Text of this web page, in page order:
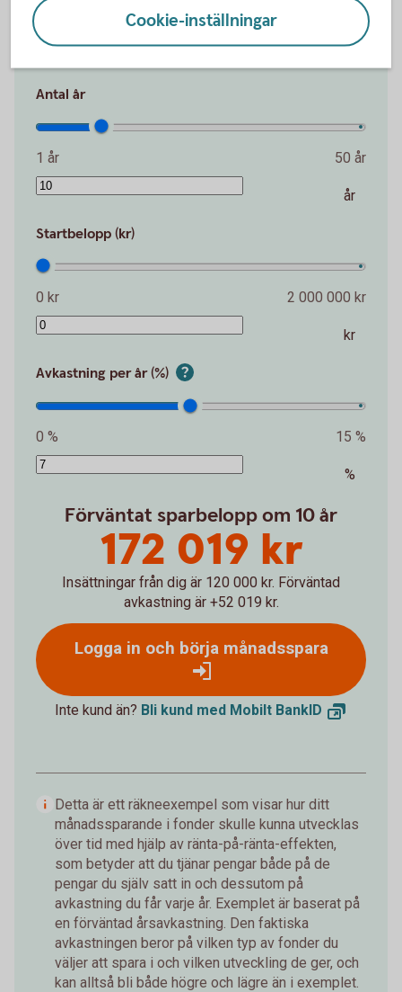
Antal år
1 år 50 år
år
Startbelopp (kr)
0 kr 2 000 000 kr
kr
Avkastning per år (%)
0 % 15 %
%
Förväntat sparbelopp om 10 år
172 019 kr
Insättningar från dig är 120 000 kr. Förväntad
avkastning är +52 019 kr.
Logga in och börja månadsspara
Inte kund än? Bli kund med Mobilt BankID
Detta är ett räkneexempel som visar hur ditt
månadssparande i fonder skulle kunna utvecklas
över tid med hjälp av ränta-på-ränta-effekten,
som betyder att du tjänar pengar både på de
pengar du själv satt in och dessutom på
avkastning du får varje år. Exemplet är baserat på
en förväntad årsavkastning. Den faktiska
avkastningen beror på vilken typ av fonder du
väljer att spara i och vilken utveckling de ger, och
kan alltså bli både högre och lägre än i exemplet.
Cookie-inställningar